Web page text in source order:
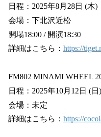
日程：2025年8月28日 (木)
会場：下北沢近松
開場18:00 / 開演18:30
詳細はこちら： https://
FM802 MINAMI WHEEL
日程：2025年10月12日 (日)
会場：未定
詳細はこちら： https://